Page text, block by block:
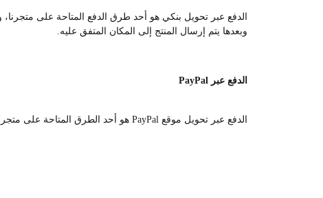
الدفع عبر تحويل بنكي هو أحد طرق الدفع المتاحة على متجرنا،
وبعدها يتم إرسال المنتج إلى المكان المتفق عليه.
الدفع عبر PayPal
الدفع عبر تحويل موقع PayPal هو أحد الطرق المتاحة على متجرنا،